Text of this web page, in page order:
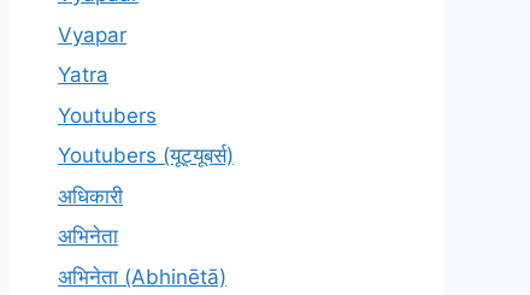
Vyapar
Yatra
Youtubers
Youtubers (यूट्यूबर्स)
अधिकारी
अभिनेता
अभिनेता (Abhinētā)